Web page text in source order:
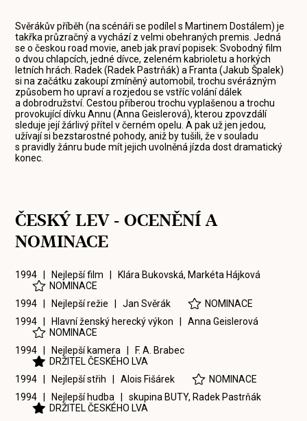
Svěrákův příběh (na scénáři se podílel s Martinem Dostálem) je
takřka průzračný a vychází z velmi obehraných premis. Jedná
se o českou road movie, aneb jak praví popisek: Svobodný film
o dvou chlapcích, jedné dívce, zeleném kabrioletu a horkých
letních hrách. Radek (Radek Pastrňák) a Franta (Jakub Špalek)
si na začátku zakoupí zmíněný automobil, trochu svérázným
způsobem ho upraví a rozjedou se vstříc volání dálek
a dobrodružství. Cestou přiberou trochu vyplašenou a trochu
provokující dívku Annu (Anna Geislerová), kterou zpovzdálí
sleduje její žárlivý přítel v černém opelu. A pak už jen jedou,
užívají si bezstarostné pohody, aniž by tušili, že v souladu
s pravidly žánru bude mít jejich uvolněná jízda dost dramatický
konec.
ČESKÝ LEV - OCENĚNÍ A
NOMINACE
1994 | Nejlepší film | Klára Bukovská, Markéta Hájková
NOMINACE
1994 | Nejlepší režie |Jan Svěrák
NOMINACE
1994 | Hlavní ženský herecký výkon |Anna Geislerová
NOMINACE
1994 | Nejlepší kamera | F. A. Brabec
DRŽITEL ČESKÉHO LVA
1994 | Nejlepší střih |Alois Fišárek
NOMINACE
1994 | Nejlepší hudba |skupina BUTY, Radek Pastrňák
DRŽITEL ČESKÉHO LVA